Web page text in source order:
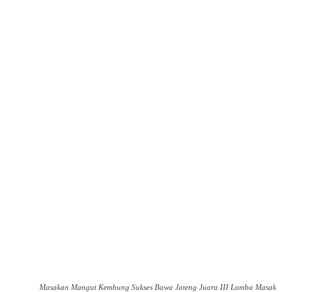
Masakan Mangut Kembung Sukses Bawa Jateng Juara III Lomba Masak